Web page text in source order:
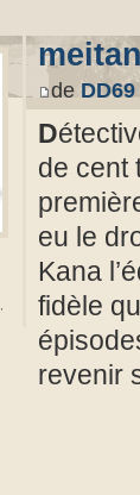
de DD69
D
de cent
eu le
Kana
fidèle
revenir